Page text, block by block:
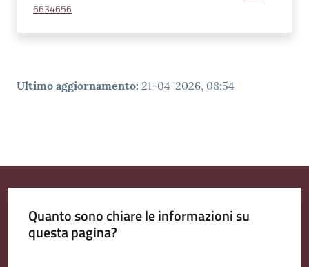
6634656
Ultimo aggiornamento: 21-04-2026, 08:54
Quanto sono chiare le informazioni su
questa pagina?